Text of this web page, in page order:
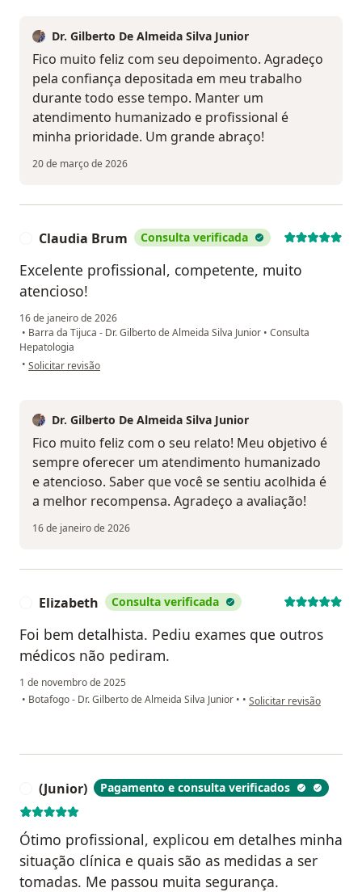
Dr. Gilberto De Almeida Silva Junior
Fico muito feliz com seu depoimento. Agradeço
pela confiança depositada em meu trabalho
durante todo esse tempo. Manter um
atendimento humanizado e profissional é
minha prioridade. Um grande abraço!
20 de março de 2026
Claudia Brum Consulta verificada
Excelente profissional, competente, muito
atencioso!
16 de janeiro de 2026
• Barra da Tijuca - Dr. Gilberto de Almeida Silva Junior • Consulta
Hepatologia
• na opinião do utilizador Claudia Brum
Solicitar revisão
Dr. Gilberto De Almeida Silva Junior
Fico muito feliz com o seu relato! Meu objetivo é
sempre oferecer um atendimento humanizado
e atencioso. Saber que você se sentiu acolhida é
a melhor recompensa. Agradeço a avaliação!
16 de janeiro de 2026
Elizabeth Consulta verificada
Foi bem detalhista. Pediu exames que outros
médicos não pediram.
1 de novembro de 2025
• Botafogo - Dr. Gilberto de Almeida Silva Junior • • na opinião do utilizador
Solicitar revisão
(Junior) Pagamento e consulta verificados
Ótimo profissional, explicou em detalhes minha
situação clínica e quais são as medidas a ser
tomadas. Me passou muita segurança.